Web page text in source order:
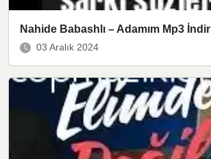
Nahide Babashlı – Adamım Mp3 İndir
03 Aralık 2024